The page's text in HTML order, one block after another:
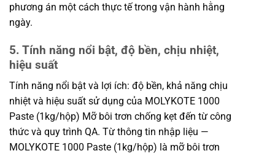
phương án một cách thực tế trong vận hành hằng
ngày.
5. Tính năng nổi bật, độ bền, chịu nhiệt,
hiệu suất
Tính năng nổi bật và lợi ích: độ bền, khả năng chịu
nhiệt và hiệu suất sử dụng của MOLYKOTE 1000
Paste (1kg/hộp) Mỡ bôi trơn chống kẹt đến từ công
thức và quy trình QA. Từ thông tin nhập liệu —
MOLYKOTE 1000 Paste (1kg/hộp) là mỡ bôi trơn